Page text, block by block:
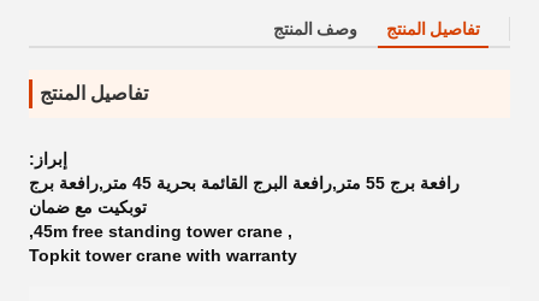
تفاصيل المنتج وصف المنتج
تفاصيل المنتج
إبراز:
رافعة برج 55 متر,رافعة البرج القائمة بحرية 45 متر,رافعة برج
توبكيت مع ضمان
,
45m free standing tower crane
,
Topkit tower crane with warranty